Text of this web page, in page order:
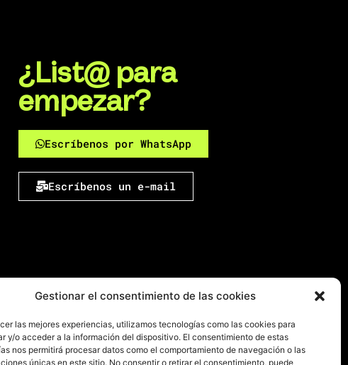
Gestionar el consentimiento de las cookies
las mejores experiencias, utilizamos tecnologías como las cookies para
y/o acceder a la información del dispositivo. El consentimiento de estas
nos permitirá procesar datos como el comportamiento de navegación o las
únicas en este sitio. No consentir o retirar el consentimiento, puede
¿List@ para
empezar?
Escríbenos por WhatsApp
Escríbenos un e-mail